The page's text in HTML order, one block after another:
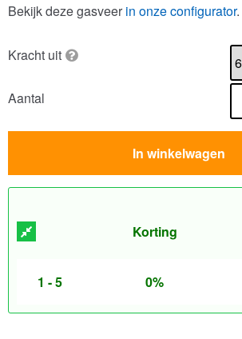
Bekijk deze gasveer in onze configurator.
Kracht uit
Aantal
In winkelwagen
Korting
1 - 5 0%